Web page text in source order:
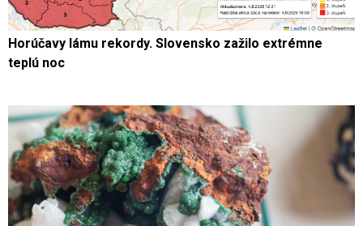
Horúčavy lámu rekordy. Slovensko zažilo extrémne
teplú noc